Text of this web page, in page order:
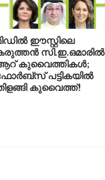
ഈസ്റ്റിലെ
സി.ഇ.ഒമാരിൽ
കുവൈത്തികൾ;
പട്ടികയിൽ
കുവൈത്ത്!